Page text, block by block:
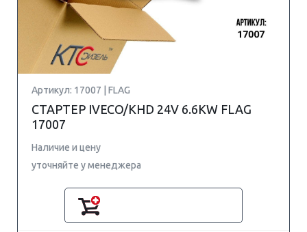
Артикул: 17007 | FLAG
СТАРТЕР IVECO/KHD 24V 6.6KW FLAG
17007
Наличие и цену
уточняйте у менеджера